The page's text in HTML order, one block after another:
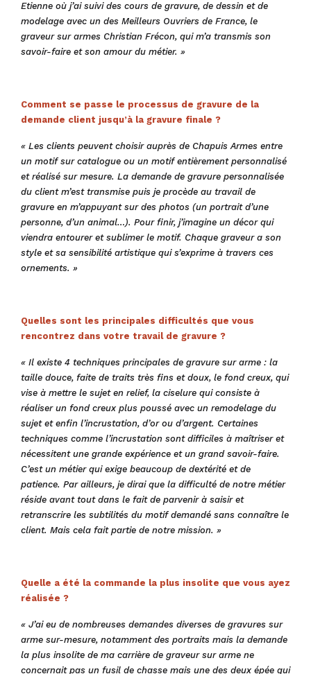
Etienne où j’ai suivi des cours de gravure, de dessin et de
modelage avec un des Meilleurs Ouvriers de France, le
graveur sur armes Christian Frécon, qui m’a transmis son
savoir-faire et son amour du métier. »
Comment se passe le processus de gravure de la
demande client jusqu’à la gravure finale ?
« Les clients peuvent choisir auprès de Chapuis Armes entre
un motif sur catalogue ou un motif entièrement personnalisé
et réalisé sur mesure. La demande de gravure personnalisée
du client m’est transmise puis je procède au travail de
gravure en m’appuyant sur des photos (un portrait d’une
personne, d’un animal…). Pour finir, j’imagine un décor qui
viendra entourer et sublimer le motif. Chaque graveur a son
style et sa sensibilité artistique qui s’exprime à travers ces
ornements. »
Quelles sont les principales difficultés que vous
rencontrez dans votre travail de gravure ?
« Il existe 4 techniques principales de gravure sur arme : la
taille douce, faite de traits très fins et doux, le fond creux, qui
vise à mettre le sujet en relief, la ciselure qui consiste à
réaliser un fond creux plus poussé avec un remodelage du
sujet et enfin l’incrustation, d’or ou d’argent. Certaines
techniques comme l’incrustation sont difficiles à maîtriser et
nécessitent une grande expérience et un grand savoir-faire.
C’est un métier qui exige beaucoup de dextérité et de
patience. Par ailleurs, je dirai que la difficulté de notre métier
réside avant tout dans le fait de parvenir à saisir et
retranscrire les subtilités du motif demandé sans connaître le
client. Mais cela fait partie de notre mission. »
Quelle a été la commande la plus insolite que vous ayez
réalisée ?
« J’ai eu de nombreuses demandes diverses de gravures sur
arme sur-mesure, notamment des portraits mais la demande
la plus insolite de ma carrière de graveur sur arme ne
concernait pas un fusil de chasse mais une des deux épée qui